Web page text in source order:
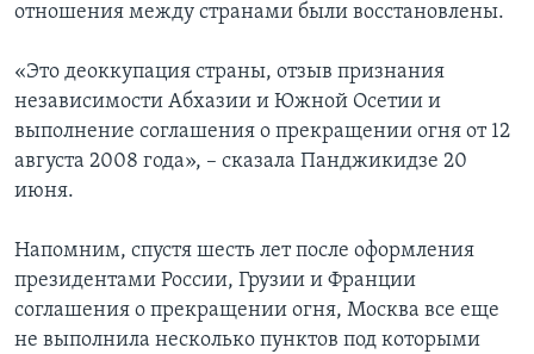
отношения между странами были восстановлены.
«Это деоккупация страны, отзыв признания
независимости Абхазии и Южной Осетии и
выполнение соглашения о прекращении огня от 12
августа 2008 года», – сказала Панджикидзе 20
июня.
Напомним, спустя шесть лет после оформления
президентами России, Грузии и Франции
соглашения о прекращении огня, Москва все еще
не выполнила несколько пунктов под которыми